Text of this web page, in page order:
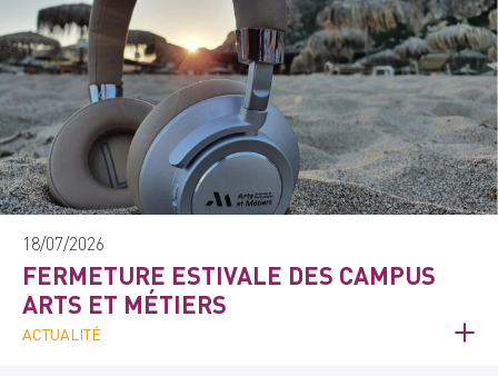
18/07/2026
FERMETURE ESTIVALE DES CAMPUS
ARTS ET MÉTIERS
ACTUALITÉ